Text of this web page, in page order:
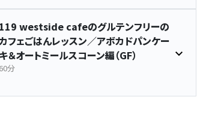
119 westside cafeのグルテンフリーの
フェごはんレッスン／アボカドパンケー
キ＆オートミールスコーン編（GF）
60分